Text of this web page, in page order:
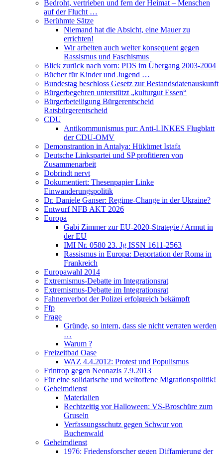
Bedroht, vertrieben und fern der Heimat – Menschen
auf der Flucht …
Berühmte Sätze
Niemand hat die Absicht, eine Mauer zu
errichten!
Wir arbeiten auch weiter konsequent gegen
Rassismus und Faschismus
Blick zurück nach vorn: PDS im Übergang 2003-2004
Bücher für Kinder und Jugend …
Bundestag beschloss Gesetz zur Bestandsdatenauskunft
Bürgerbegehren unterstützt „kulturgut Essen“
Bürgerbeteiligung Bürgerentscheid
Ratsbürgerentscheid
CDU
Antikommunismus pur: Anti-LINKES Flugblatt
der CDU-OMV
Demonstrantion in Antalya: Hükümet Istafa
Deutsche Linkspartei und SP profitieren von
Zusammenarbeit
Dobrindt nervt
Dokumentiert: Thesenpapier Linke
Einwanderungspolitik
Dr. Daniele Ganser: Regime-Change in der Ukraine?
Entwurf NFB AKT 2026
Europa
Gabi Zimmer zur EU-2020-Strategie / Armut in
der EU
IMI Nr. 0580 23. Jg ISSN 1611-2563
Rassismus in Europa: Deportation der Roma in
Frankreich
Europawahl 2014
Extremismus-Debatte im Integrationsrat
Extremismus-Debatte im Integrationsrat
Fahnenverbot der Polizei erfolgreich bekämpft
Ffp
Frage
Gründe, so intern, dass sie nicht verraten werden
…
Warum ?
Freizeitbad Oase
WAZ 4.4.2012: Protest und Populismus
Frintrop gegen Neonazis 7.9.2013
Für eine solidarische und weltoffene Migrationspolitik!
Geheimdienst
Materialien
Rechtzeitig vor Halloween: VS-Broschüre zum
Gruseln
Verfassungsschutz gegen Schwur von
Buchenwald
Geheimdienst
1976: Friedensforscher gegen Diffamierung der